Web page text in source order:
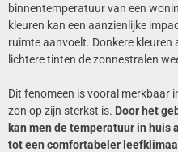
binnentemperatuur van een
kleuren kan een aanzienlijke
ruimte aanvoelt. Donkere kleuren
lichtere tinten de zonnestralen
Dit fenomeen is vooral merkbaar
zon op zijn sterkst is. Door het
kan men de temperatuur in
tot een comfortabeler